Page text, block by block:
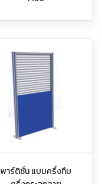
พาร์ติชั่น แบบครึ่งทึบ